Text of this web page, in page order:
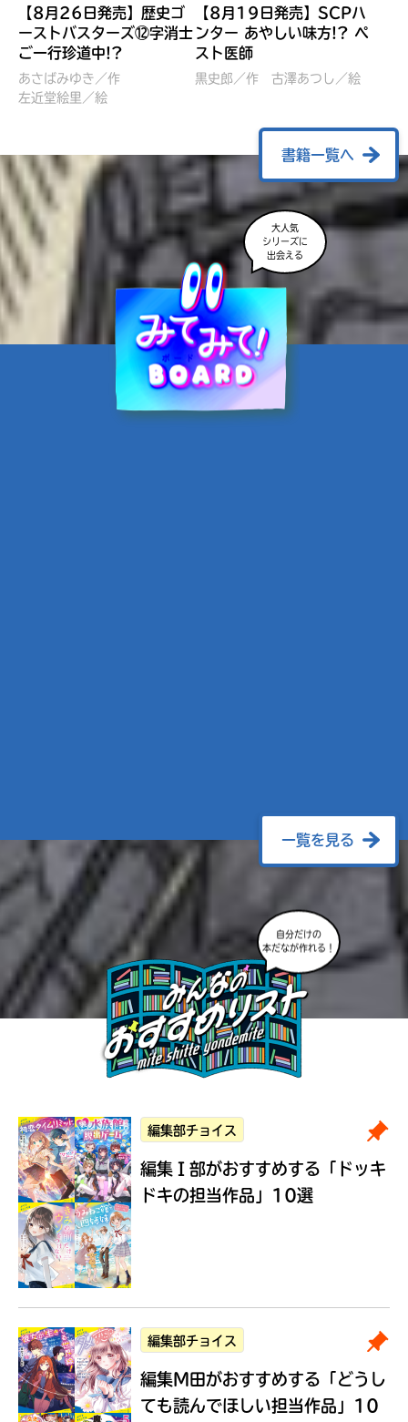
ぼくたちのマインクラフト
冒険記 エンチャント剣
VS暴走モブ
営委員会／協力
レッツゴー！まいぜんシス
ターズ とつぜん、王様に
佐久間さのすけ／絵
【8月26日発売】歴史ゴ
ーストバスターズ⑫字消士
ご一行珍道中!?
あさばみゆき／作
左近堂絵里／絵
【8月19日発売】SCPハ
ンター あやしい味方!? ペ
スト医師
黒史郎／作 古澤あつし／絵
書籍一覧へ
大人気
シリーズに
出会える
一覧を見る
自分だけの
本だなが作れる！
編集部チョイス
編集Ｉ部がおすすめする 「ドッキ
ドキの担当作品」10選
編集部チョイス
編集M田がおすすめする 「どうし
ても読んでほしい担当作品」10